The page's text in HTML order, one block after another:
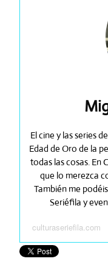
El cine y las series
Edad de Oro de la
todas las cosas. En
que lo merezca
También me
Seriéfila y
culturaseriefila.com